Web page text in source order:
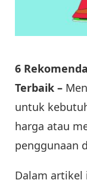
6
Terbaik –
untuk
harga atau
penggunaan
Dalam artikel